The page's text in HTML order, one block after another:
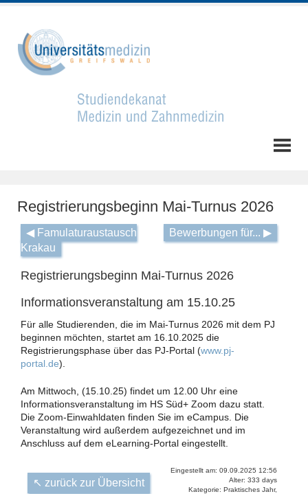
Registrierungsbeginn Mai-Turnus 2026
Bewerbungen für... ▶
◀ Famulaturaustausch
Krakau
Registrierungsbeginn Mai-Turnus 2026
Informationsveranstaltung am 15.10.25
Für alle Studierenden, die im Mai-Turnus 2026 mit dem PJ
beginnen möchten, startet am 16.10.2025 die
Registrierungsphase über das PJ-Portal (www.pj-
portal.de).
Am Mittwoch, (15.10.25) findet um 12.00 Uhr eine
Informationsveranstaltung im HS Süd+ Zoom dazu statt.
Die Zoom-Einwahldaten finden Sie im eCampus. Die
Veranstaltung wird außerdem aufgezeichnet und im
Anschluss auf dem eLearning-Portal eingestellt.
Eingestellt am: 09.09.2025 12:56
Alter: 333 days
Kategorie: Praktisches Jahr,
↖ zurück zur Übersicht